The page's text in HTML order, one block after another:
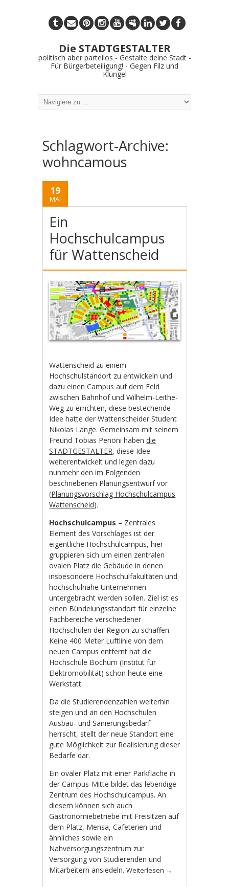
Die STADTGESTALTER
politisch aber parteilos - Gestalte deine Stadt -
Für Bürgerbeteiligung! - Gegen Filz und
Klüngel
Schlagwort-Archive:
wohncamous
19
MAI
Ein
Hochschulcampus
für Wattenscheid
Wattenscheid zu einem
Hochschulstandort zu entwickeln und
dazu einen Campus auf dem Feld
zwischen Bahnhof und Wilhelm-Leithe-
Weg zu errichten, diese bestechende
Idee hatte der Wattenscheider Student
Nikolas Lange. Gemeinsam mit seinem
Freund Tobias Penoni habendie
STADTGESTALTER, diese Idee
weiterentwickelt und legen dazu
nunmehr den im Folgenden
beschriebenen Planungsentwurf vor
(Planungsvorschlag Hochschulcampus
Wattenscheid).
Hochschulcampus – Zentrales
Element des Vorschlages ist der
eigentliche Hochschulcampus, hier
gruppieren sich um einen zentralen
ovalen Platz die Gebäude in denen
insbesondere Hochschulfakultäten und
hochschulnahe Unternehmen
untergebracht werden sollen. Ziel ist es
einen Bündelungsstandort für einzelne
Fachbereiche verschiedener
Hochschulen der Region zu schaffen.
Keine 400 Meter Luftlinie von dem
neuen Campus entfernt hat die
Hochschule Bochum (Institut für
Elektromobilität) schon heute eine
Werkstatt.
Da die Studierendenzahlen weiterhin
steigen und an den Hochschulen
Ausbau- und Sanierungsbedarf
herrscht, stellt der neue Standort eine
gute Möglichkeit zur Realisierung dieser
Bedarfe dar.
Ein ovaler Platz mit einer Parkfläche in
der Campus-Mitte bildet das lebendige
Zentrum des Hochschulcampus. An
diesem können sich auch
Gastronomiebetriebe mit Freisitzen auf
dem Platz, Mensa, Cafeterien und
ähnliches sowie ein
Nahversorgungszentrum zur
Versorgung von Studierenden und
Mitarbeitern ansiedeln.Weiterlesen →